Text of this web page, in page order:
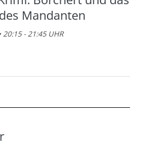
Mandanten
20:15 - 21:45 UHR